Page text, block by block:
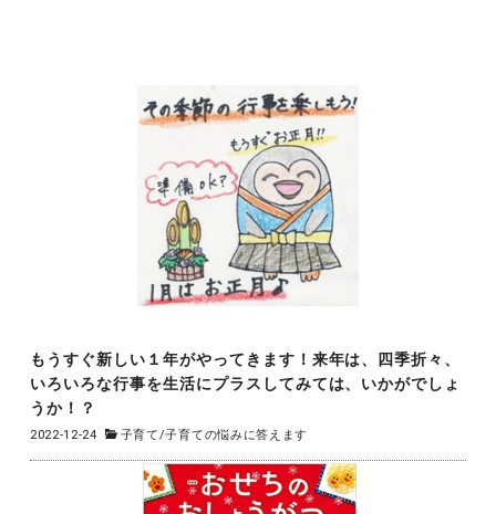
もうすぐ新しい１年がやってきます！来年は、四季折々、
いろいろな行事を生活にプラスしてみては、いかがでしょ
うか！？
2022-12-24 子育て/子育ての悩みに答えます